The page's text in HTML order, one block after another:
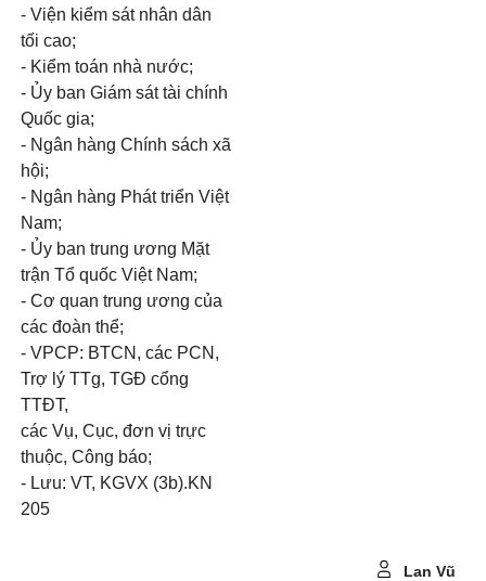
- Viện kiểm sát nhân dân
tối cao;
- Kiểm toán nhà nước;
- Ủy ban Giám sát tài chính
Quốc gia;
- Ngân hàng Chính sách xã
hội;
- Ngân hàng Phát triển Việt
Nam;
- Ủy ban trung ương Mặt
trận Tổ quốc Việt Nam;
- Cơ quan trung ương của
các đoàn thể;
- VPCP: BTCN, các PCN,
Trợ lý TTg, TGĐ cổng
TTĐT,
các Vụ, Cục, đơn vị trực
thuộc, Công báo;
- Lưu: VT, KGVX (3b).KN
205
Lan Vũ